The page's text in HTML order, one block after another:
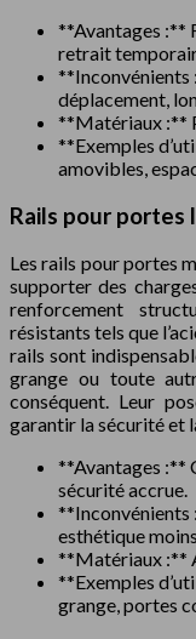
**Avantages :**
retrait
**Inconvénients
déplacement,
**Matériaux :**
**Exemples
amovibles,
Rails pour portes
Les rails pour portes
supporter des
renforcement
résistants tels que
rails sont
grange ou toute
conséquent. Leur
garantir la sécurité et
**Avantages :**
sécurité accrue.
**Inconvénients
esthétique
**Matériaux :**
**Exemples
grange, portes